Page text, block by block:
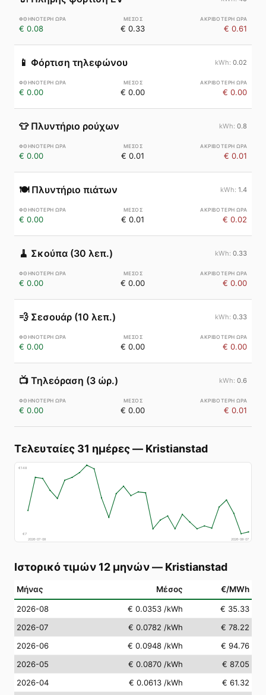
€ 0.08 € 0.33 € 0.61
📱 Φόρτιση τηλεφώνου 0.02
€ 0.00 € 0.00 € 0.00
👕 Πλυντήριο ρούχων 0.8
€ 0.00 € 0.01 € 0.01
🍽️ Πλυντήριο πιάτων 1.4
€ 0.00 € 0.01 € 0.02
🧹 Σκούπα (30 λεπ.) 0.33
€ 0.00 € 0.00 € 0.00
💨 Σεσουάρ (10 λεπ.) 0.33
€ 0.00 € 0.00 € 0.00
📺 Τηλεόραση (3 ώρ.) 0.6
€ 0.00 € 0.00 € 0.01
Τελευταίες 31 ημέρες— Kristianstad
€148
€7
2026-07-08
2026-08-07
Ιστορικό τιμών 12 μηνών— Kristianstad
Μήνας Μέσος €/MWh
2026-08 € 0.0353 /kWh
€ 35.33
2026-07
€ 0.0782 /kWh
€ 78.22
2026-06
€ 0.0948 /kWh
€ 94.76
2026-05
€ 0.0870 /kWh
€ 87.05
2026-04
€ 0.0613 /kWh
€ 61.32